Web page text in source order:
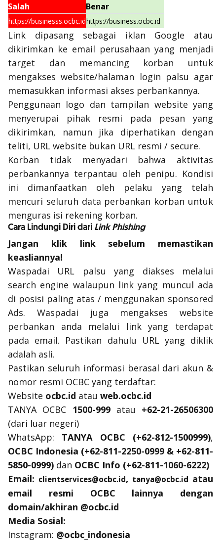
Salah Benar
https://businesss.ocbc.idhttps://business.ocbc.id
Link dipasang sebagai iklan Google atau
dikirimkan ke email perusahaan yang menjadi
target dan memancing korban untuk
mengakseswebsite/halaman login palsu agar
memasukkan informasi akses perbankannya.
Penggunaan logo dan tampilan website yang
menyerupai pihak resmi pada pesan yang
dikirimkan, namun jika diperhatikan dengan
teliti, URL website bukan URL resmi / secure.
Korban tidak menyadari bahwa aktivitas
perbankannya terpantau oleh penipu. Kondisi
ini dimanfaatkan oleh pelaku yang telah
mencuri seluruh data perbankan korban untuk
menguras isi rekening korban.
Cara Lindungi Diri dari Link Phishing
Jangan klik linksebelum memastikan
keasliannya!
Waspadai URL palsu yang diakses melalui
search engine walaupun link yang muncul ada
di posisi paling atas / menggunakan sponsored
Ads. Waspadai juga mengakses website
perbankan anda melalui linkyang terdapat
pada email. Pastikan dahulu URL yang diklik
adalah asli.
Pastikan seluruh informasi berasal dari akun &
nomor resmi OCBC yang terdaftar:
Website ocbc.id atau web.ocbc.id
TANYA OCBC 1500-999atau +62-21-26506300
(dari luar negeri)
WhatsApp: TANYA OCBC (+62-812-1500999),
OCBC Indonesia (+62-811-2250-0999 & +62-811-
5850-0999) dan OCBC Info (+62-811-1060-6222)
Email: clientservices@ocbc.id, tanya@ocbc.id atau
email resmi OCBC lainnya dengan
domain/akhiran @ocbc.id
Media Sosial:
Instagram: @ocbc_indonesia